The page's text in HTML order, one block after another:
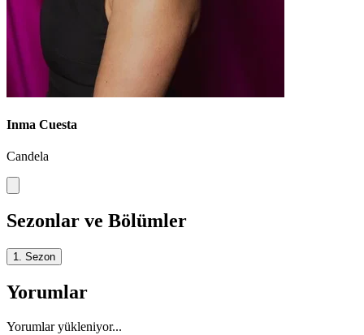
Inma Cuesta
Candela
Sezonlar ve Bölümler
1. Sezon
Yorumlar
Yorumlar yükleniyor...